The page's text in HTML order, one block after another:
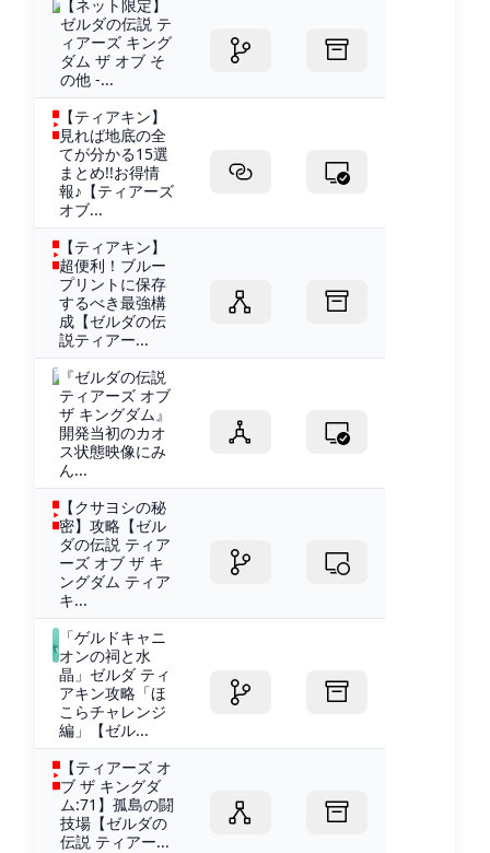
【ネット限定】
ゼルダの伝説 テ
ィアーズ キング
ダム ザ オブ そ
の他 -...
【ティアキン】
見れば地底の全
てが分かる15選
まとめ!!お得情
報♪【ティアーズ
オブ...
【ティアキン】
超便利！ブルー
プリントに保存
するべき最強構
成【ゼルダの伝
説ティアー...
『ゼルダの伝説
ティアーズ オブ
ザ キングダム』
開発当初のカオ
ス状態映像にみ
ん...
【クサヨシの秘
密】攻略【ゼル
ダの伝説 ティア
ーズ オブ ザ キ
ングダム ティア
キ...
「ゲルドキャニ
オンの祠と水
晶」ゼルダ ティ
アキン攻略「ほ
こらチャレンジ
編」【ゼル...
【ティアーズ オ
ブ ザ キングダ
ム:71】孤島の闘
技場【ゼルダの
伝説 ティアー...